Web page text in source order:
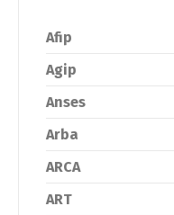
Afip
Agip
Anses
Arba
ARCA
ART